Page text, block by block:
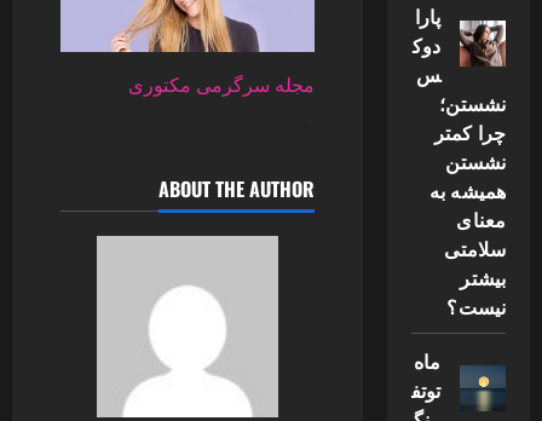
مجله سرگرمی مکتوری
ABOUT THE AUTHOR
پارا
دوک
س
نشستن؛
چرا کمتر
نشستن
همیشه به
معنای
سلامتی
بیشتر
نیست؟
ماه
توتف